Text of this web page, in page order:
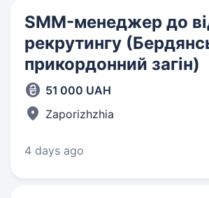
SMM-менеджер до
рекрутингу
прикордонний загін)
51 000 UAH
Zaporizhzhia
4 days ago